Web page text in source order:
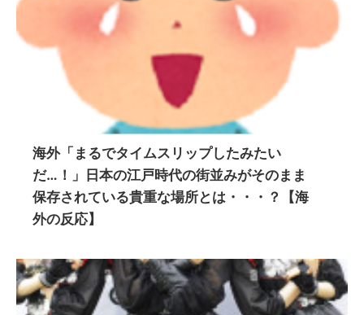
海外「まるでタイムスリップしたみたい
だ…！」日本の江戸時代の街並みがそのまま
保存されている貴重な場所とは・・・？【海
外の反応】